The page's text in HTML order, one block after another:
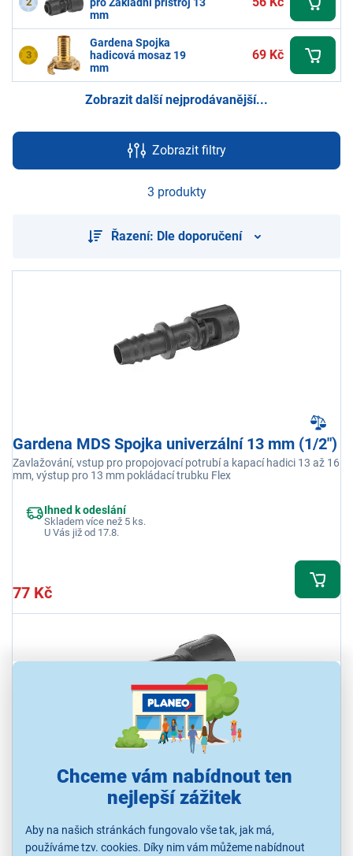
Chceme vám nabídnout ten
nejlepší zážitek
Aby na našich stránkách fungovalo vše tak, jak má,
používáme tzv. cookies. Díky nim vám můžeme nabídnout
mm
3
Gardena Spojka
hadicová mosaz 19
mm
69 Kč
Zobrazit další nejprodávanější...
Zobrazit filtry
3 produkty
Řazení: Dle doporučení
Gardena MDS Spojka univerzální 13 mm (1/2")
Zavlažování, vstup pro propojovací potrubí a kapací hadici 13 až 16
mm, výstup pro 13 mm pokládací trubku Flex
Ihned k odeslání
Skladem více než 5 ks.
U Vás již od 17.8.
77 Kč
Gardena MDS Spojka pro Základní přístroj 13
Spojka pro základní přístroj Micro-Drip-System umožňující připojení
13mm (1/2") pokládací trubky k vodovodnímu kohoutku se závitem
3/4"